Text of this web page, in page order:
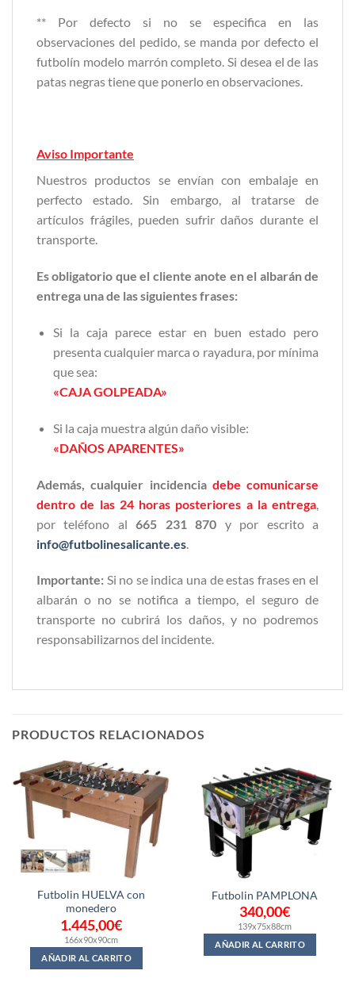
** Por defecto si no se especifica en las
observaciones del pedido, se manda por defecto el
futbolín modelo marrón completo. Si desea el de las
patas negras tiene que ponerlo en observaciones.
Aviso Importante
Nuestros productos se envían con embalaje en
perfecto estado. Sin embargo, al tratarse de
artículos frágiles, pueden sufrir daños durante el
transporte.
Es obligatorio que el cliente anote en el albarán de
entrega una de las siguientes frases:
Si la caja parece estar en buen estado pero
presenta cualquier marca o rayadura, por mínima
que sea:
«CAJA GOLPEADA»
Si la caja muestra algún daño visible:
«DAÑOS APARENTES»
Además, cualquier incidencia debe comunicarse
dentro de las 24 horas posteriores a la entrega
por teléfono al665 231 870 y por escrito a
info@futbolinesalicante.es
Importante: Si no se indica una de estas frases en el
albarán o no se notifica a tiempo, el seguro de
transporte no cubrirá los daños, y no podremos
responsabilizarnos del incidente.
PRODUCTOS RELACIONADOS
Futbolin HUELVA con
monedero
1.445,00€
166x90x90cm
AÑADIR AL CARRITO
Futbolin PAMPLONA
340,00€
139x75x88cm
AÑADIR AL CARRITO